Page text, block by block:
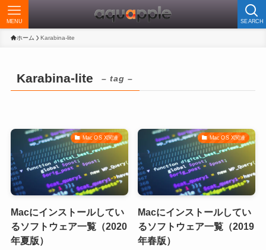
SEARCH
MENU
ホーム Karabina-lite
Karabina-lite – tag –
Mac OS X関連
Macにインストールしてい
るソフトウェア一覧（2020
年夏版）
Mac OS X関連
Macにインストールしてい
るソフトウェア一覧（2019
年春版）